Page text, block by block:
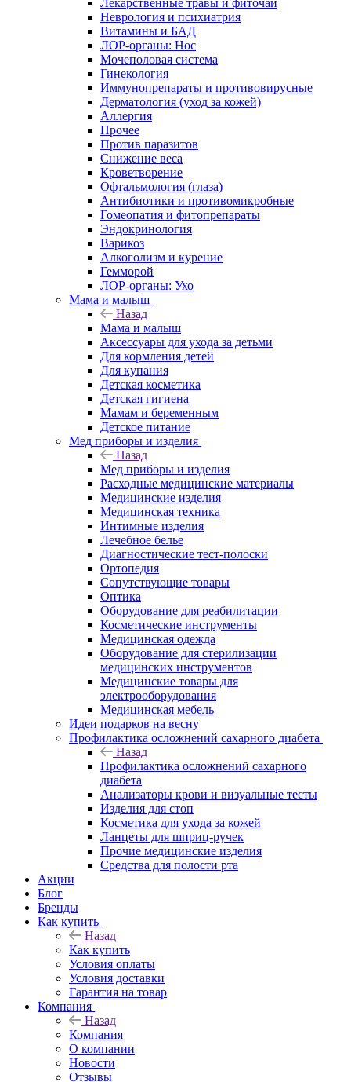
Лекарственные травы и фиточаи
Неврология и психиатрия
Витамины и БАД
ЛОР-органы: Нос
Мочеполовая система
Гинекология
Иммунопрепараты и противовирусные
Дерматология (уход за кожей)
Аллергия
Прочее
Против паразитов
Снижение веса
Кроветворение
Офтальмология (глаза)
Антибиотики и противомикробные
Гомеопатия и фитопрепараты
Эндокринология
Варикоз
Алкоголизм и курение
Гемморой
ЛОР-органы: Ухо
Мама и малыш
Назад
Мама и малыш
Аксессуары для ухода за детьми
Для кормления детей
Для купания
Детская косметика
Детская гигиена
Мамам и беременным
Детское питание
Мед приборы и изделия
Назад
Мед приборы и изделия
Расходные медицинские материалы
Медицинские изделия
Медицинская техника
Интимные изделия
Лечебное белье
Диагностические тест-полоски
Ортопедия
Сопутствующие товары
Оптика
Оборудование для реабилитации
Косметические инструменты
Медицинская одежда
Оборудование для стерилизации
медицинских инструментов
Медицинские товары для
электрооборудования
Медицинская мебель
Идеи подарков на весну
Профилактика осложнений сахарного диабета
Назад
Профилактика осложнений сахарного
диабета
Анализаторы крови и визуальные тесты
Изделия для стоп
Косметика для ухода за кожей
Ланцеты для шприц-ручек
Прочие медицинские изделия
Средства для полости рта
Акции
Блог
Бренды
Как купить
Назад
Как купить
Условия оплаты
Условия доставки
Гарантия на товар
Компания
Назад
Компания
О компании
Новости
Отзывы